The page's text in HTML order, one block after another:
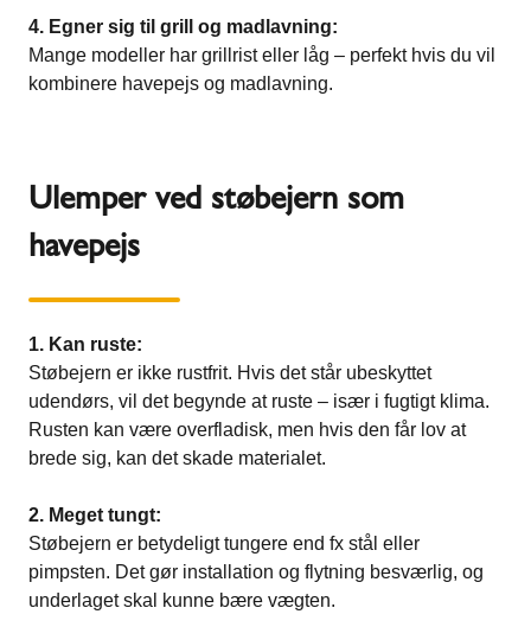
4. Egner sig til grill og madlavning:
Mange modeller har grillrist eller låg – perfekt hvis du vil
kombinere havepejs og madlavning.
Ulemper ved støbejern som
havepejs
1. Kan ruste:
Støbejern er ikke rustfrit. Hvis det står ubeskyttet
udendørs, vil det begynde at ruste – især i fugtigt klima.
Rusten kan være overfladisk, men hvis den får lov at
brede sig, kan det skade materialet.
2. Meget tungt:
Støbejern er betydeligt tungere end fx stål eller
pimpsten. Det gør installation og flytning besværlig, og
underlaget skal kunne bære vægten.